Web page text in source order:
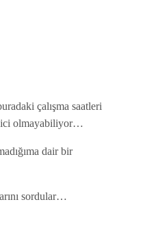
çalışma saatleri
olmayabiliyor…
dair bir
sordular…